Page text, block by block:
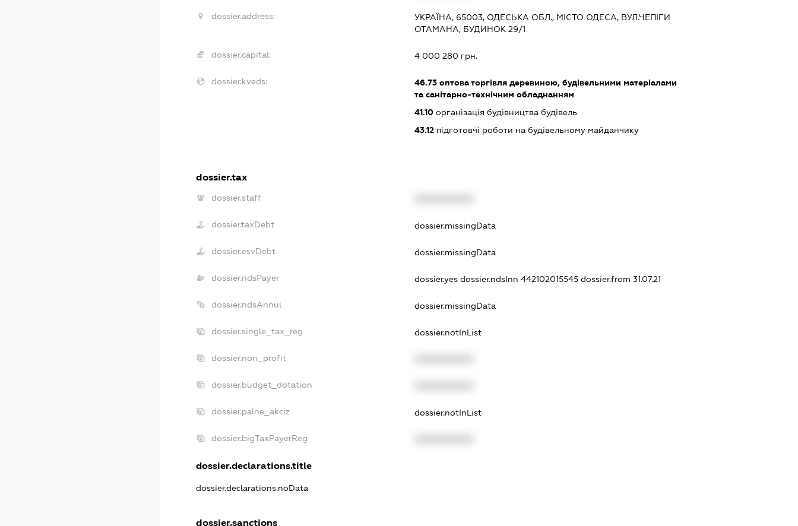
dossier.address:
УКРАЇНА, 65003, ОДЕСЬКА ОБЛ., МІСТО ОДЕСА, ВУЛ.ЧЕПІГИ
ОТАМАНА, БУДИНОК 29/1
dossier.capital: 4 000 280 грн.
dossier.kveds: 46.73 оптова торгівля деревиною, будівельними матеріалами
та санітарно-технічним обладнанням
41.10 організація будівництва будівель
43.12 підготовчі роботи на будівельному майданчику
dossier.tax
dossier.staff
dossier.taxDebt dossier.missingData
dossier.esvDebt dossier.missingData
dossier.ndsPayer dossier.yesdossier.ndsInn 442102015545dossier.from 31.07.21
dossier.ndsAnnul dossier.missingData
dossier.single_tax_reg dossier.notInList
dossier.non_profit
dossier.budget_dotation
dossier.palne_akciz dossier.notInList
dossier.bigTaxPayerReg
dossier.declarations.title
dossier.declarations.noData
dossier.sanctions